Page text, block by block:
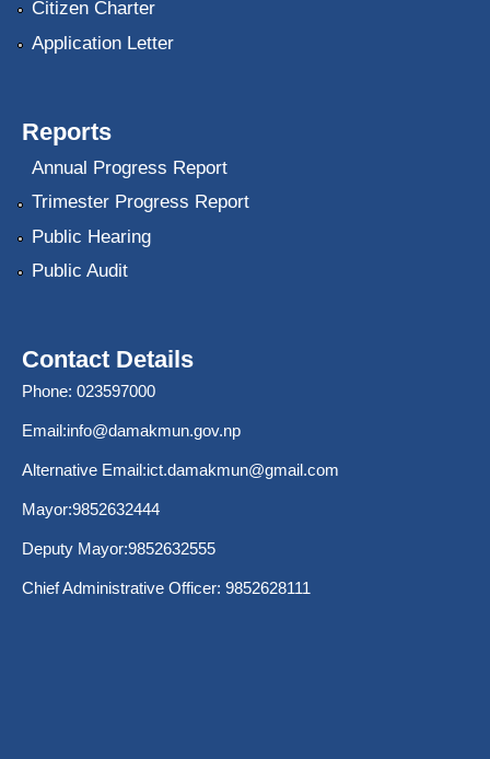
Citizen Charter
Application Letter
Reports
Annual Progress Report
Trimester Progress Report
Public Hearing
Public Audit
Contact Details
Phone: 023597000
Email:info@damakmun.gov.np
Alternative Email:ict.damakmun@gmail.com
Mayor:9852632444
Deputy Mayor:9852632555
Chief Administrative Officer: 9852628111